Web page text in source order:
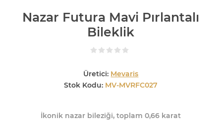
Nazar Futura Mavi Pırlantalı
Bileklik
Üretici: Mevaris
Stok Kodu: MV-MVRFC027
İkonik nazar bileziği, toplam 0,66 karat